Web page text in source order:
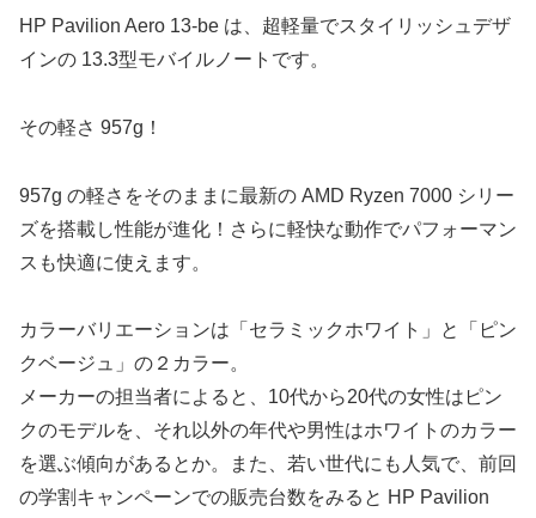
HP Pavilion Aero 13-be は、超軽量でスタイリッシュデザ
インの 13.3型モバイルノートです。
その軽さ 957g！
957g の軽さをそのままに最新の AMD Ryzen 7000 シリー
ズを搭載し性能が進化！さらに軽快な動作でパフォーマン
スも快適に使えます。
カラーバリエーションは「セラミックホワイト」と「ピン
クベージュ」の２カラー。
メーカーの担当者によると、10代から20代の女性はピン
クのモデルを、それ以外の年代や男性はホワイトのカラー
を選ぶ傾向があるとか。また、若い世代にも人気で、前回
の学割キャンペーンでの販売台数をみると HP Pavilion